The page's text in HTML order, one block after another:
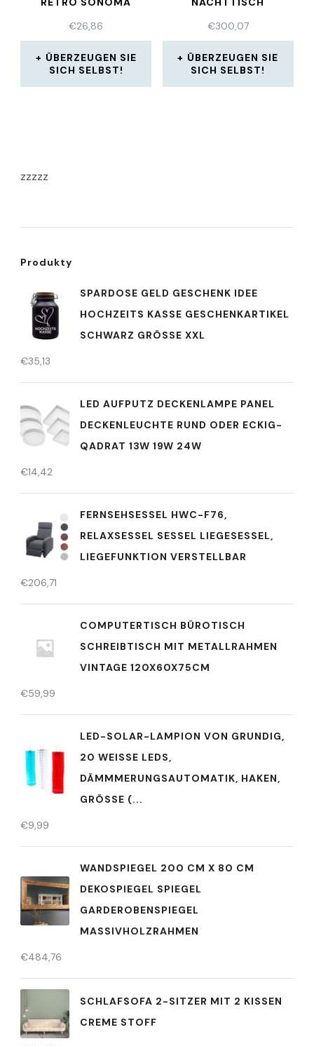
€26,86
ÜBERZEUGEN SIE
SICH SELBST!
€300,07
ÜBERZEUGEN SIE
SICH SELBST!
zzzzz
Produkty
SPARDOSE GELD GESCHENK IDEE
HOCHZEITS KASSE GESCHENKARTIKEL
SCHWARZ GRÖSSE XXL
€35,13
LED AUFPUTZ DECKENLAMPE PANEL
DECKENLEUCHTE RUND ODER ECKIG-
QADRAT 13W 19W 24W
€14,42
FERNSEHSESSEL HWC-F76,
RELAXSESSEL SESSEL LIEGESESSEL,
LIEGEFUNKTION VERSTELLBAR
€206,71
COMPUTERTISCH BÜROTISCH
SCHREIBTISCH MIT METALLRAHMEN
VINTAGE 120X60X75CM
€59,99
LED-SOLAR-LAMPION VON GRUNDIG,
20 WEISSE LEDS, D
ÄMMMERUNGSAUTOMATIK, HAKEN, G
RÖSSE (...
€9,99
WANDSPIEGEL 200 CM X 80 CM
DEKOSPIEGEL SPIEGEL
GARDEROBENSPIEGEL
MASSIVHOLZRAHMEN
€484,76
SCHLAFSOFA 2-SITZER MIT 2 KISSEN
CREME STOFF